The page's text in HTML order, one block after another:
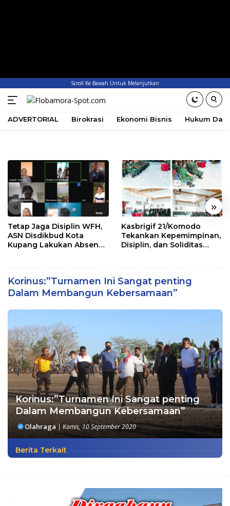
Scroll Ke Bawah Untuk Melanjutkan
ADVERTORIAL Birokrasi Ekonomi Bisnis Hukum
« »
Tetap Jaga Disiplin WFH,
ASN Disdikbud Kota
Kupang Lakukan Absen
Kasbrigif 21/Komodo
Tekankan Kepemimpinan,
Disiplin, dan Soliditas
Korinus:”Turnamen Ini Sangat penting
Dalam Membangun Kebersamaan”
Korinus:”Turnamen Ini Sangat penting
Dalam Membangun Kebersamaan”
Olahraga| Kamis, 10 September 2020
Berita Terkait